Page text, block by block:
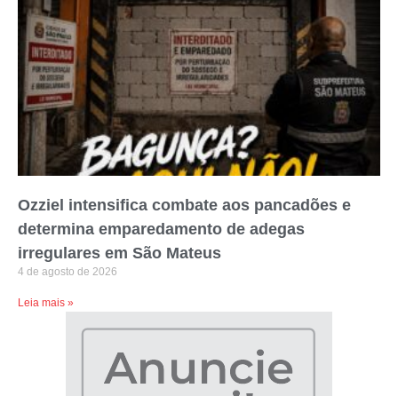
Ozziel intensifica combate aos pancadões e
determina emparedamento de adegas
irregulares em São Mateus
4 de agosto de 2026
Leia mais »